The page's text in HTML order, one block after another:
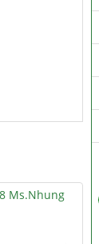
Ms.Nhung